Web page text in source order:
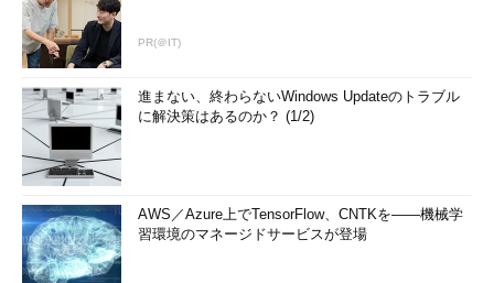
PR(＠IT)
進まない、終わらないWindows Updateのトラブル
に解決策はあるのか？ (1/2)
AWS／Azure上でTensorFlow、CNTKを――機械学
習環境のマネージドサービスが登場